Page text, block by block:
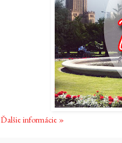
Ďalšie informácie »